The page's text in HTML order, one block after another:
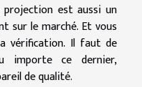
est aussi un
sur le marché. Et vous
vérification. Il faut de
importe ce dernier,
de qualité.